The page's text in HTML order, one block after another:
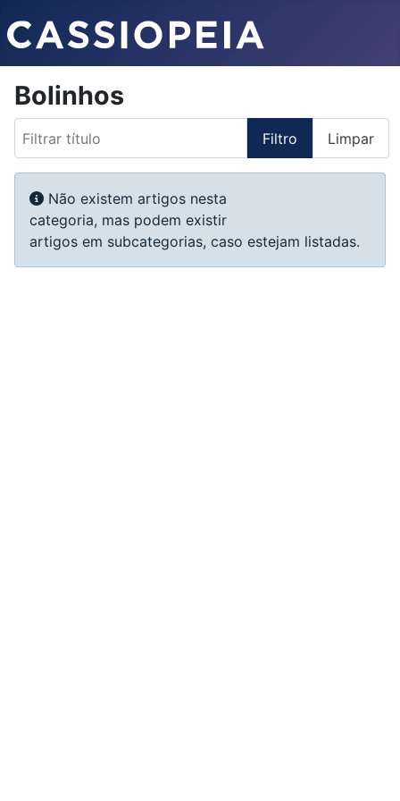
Bolinhos
Filtrar título
Filtro Limpar
Informação
Não existem artigos nesta
categoria, mas podem existir
artigos em subcategorias, caso estejam listadas.